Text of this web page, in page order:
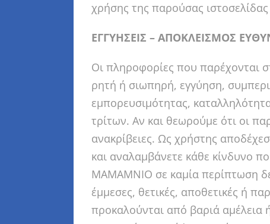
χρήσης της παρούσας
ΕΓΓΥΗΣΕΙΣ – ΑΠΟΚΛΕΙΣΜΟΣ
Οι πληροφορίες που παρέχονται
ρητή ή σιωπηρή, εγγύηση,
εμπορευσιμότητας,
τρίτων. Αν και θεωρούμε ότι οι
ανακρίβειες. Ως χρήστης
και αναλαμβάνετε κάθε κίνδυνο
MAMAMNIO σε καμία περίπτωση
έμμεσες, θετικές, αποθετικές ή
προκαλούνται από βαριά